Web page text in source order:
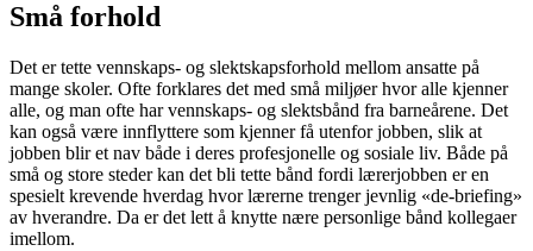
Små forhold
Det er tette vennskaps- og slektskapsforhold mellom ansatte på
mange skoler. Ofte forklares det med små miljøer hvor alle kjenner
alle, og man ofte har vennskaps- og slektsbånd fra barneårene. Det
kan også være innflyttere som kjenner få utenfor jobben, slik at
jobben blir et nav både i deres profesjonelle og sosiale liv. Både på
små og store steder kan det bli tette bånd fordi lærerjobben er en
spesielt krevende hverdag hvor lærerne trenger jevnlig «de-briefing»
av hverandre. Da er det lett å knytte nære personlige bånd kollegaer
imellom.